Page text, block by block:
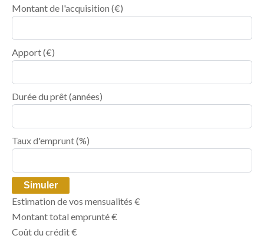
Montant de l'acquisition (€)
Apport(€)
Durée du prêt(années)
Taux d'emprunt(%)
Simuler
Estimation de vos mensualités €
Montant total emprunté€
Coût du crédit€